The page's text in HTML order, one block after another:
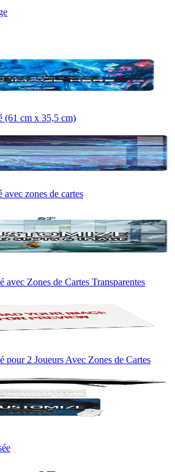
(61 cm x 35,5 cm)
avec zones de cartes
avec Zones de Cartes Transparentes
pour 2 Joueurs Avec Zones de Cartes